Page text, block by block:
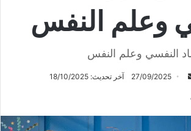
وعلم النفس
النفسي وعلم النفس
أرسل 27/09/2025 آخر تحديث: 18/10/2025